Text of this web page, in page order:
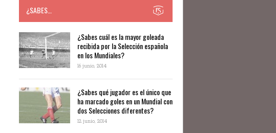
¿SABES…
​​¿Sabes cuál es la mayor goleada
recibida por la Selección española
en los Mundiales?
16 junio, 2014
¿Sabes qué jugador es el único que
ha marcado goles en un Mundial con
dos Selecciones diferentes?
12 junio, 2014